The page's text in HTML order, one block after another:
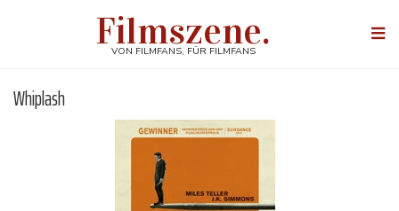
Filmszene.
VON FILMFANS, FÜR FILMFANS
Whiplash